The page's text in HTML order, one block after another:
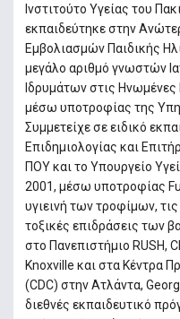
Ινστιτούτο Υγείας του
εκπαιδεύτηκε στην
Εμβολιασμών Παιδικής
μεγάλο αριθμό γνωστών
Ιδρυμάτων στις
μέσω υποτροφίας της
Συμμετείχε σε ειδικό
Επιδημιολογίας και
ΠΟΥ και το Υπουργείο
2001, μέσω υποτροφίας
υγιεινή των τροφίμων,
τοξικές επιδράσεις των
στο Πανεπιστήμιο RUSH,
Knoxville και στα Κέντρα
(CDC) στην Ατλάντα,
διεθνές εκπαιδευτικό